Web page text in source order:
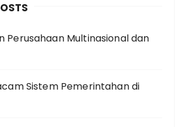
Perusahaan Multinasional dan
Sistem Pemerintahan di